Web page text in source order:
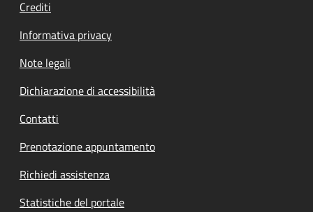
Crediti
Informativa privacy
Note legali
Dichiarazione di accessibilità
Contatti
Prenotazione appuntamento
Richiedi assistenza
Statistiche del portale